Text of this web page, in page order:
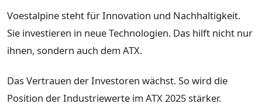
Voestalpine steht für Innovation und Nachhaltigkeit.
Sie investieren in neue Technologien. Das hilft nicht nur
ihnen, sondern auch dem ATX.
Das Vertrauen der Investoren wächst. So wird die
Position der Industriewerte im ATX 2025 stärker.